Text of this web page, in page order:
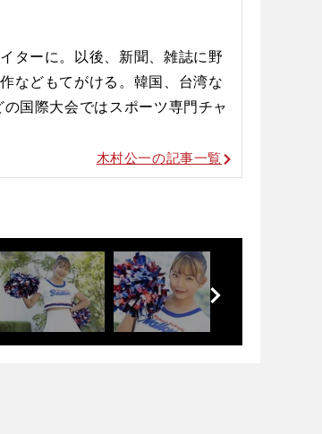
ターに。以後、新聞、雑誌に野
などもてがける。韓国、台湾な
国際大会ではスポーツ専門チャ
木村公一の記事一覧
前
へ